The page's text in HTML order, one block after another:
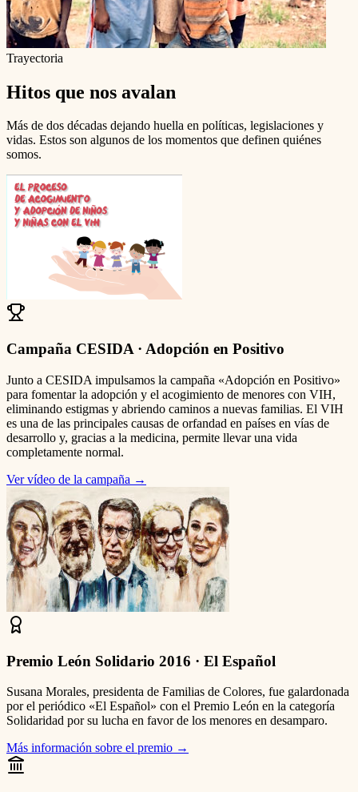
Trayectoria
Hitos que nos avalan
Más de dos décadas dejando huella en políticas, legislaciones y
vidas. Estos son algunos de los momentos que definen quiénes
somos.
Campaña CESIDA · Adopción en Positivo
Junto a CESIDA impulsamos la campaña «Adopción en Positivo»
para fomentar la adopción y el acogimiento de menores con VIH,
eliminando estigmas y abriendo caminos a nuevas familias. El VIH
es una de las principales causas de orfandad en países en vías de
desarrollo y, gracias a la medicina, permite llevar una vida
completamente normal.
Ver vídeo de la campaña →
Premio León Solidario 2016 · El Español
Susana Morales, presidenta de Familias de Colores, fue galardonada
por el periódico «El Español» con el Premio León en la categoría
Solidaridad por su lucha en favor de los menores en desamparo.
Más información sobre el premio →